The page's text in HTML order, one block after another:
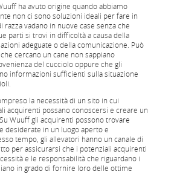
ha avuto origine quando abbiamo
non ci sono soluzioni ideali per fare in
razza vadano in nuove case senza che
parti si trovi in difficoltà a causa della
adeguate o della comunicazione. Può
cercano un cane non sappiano
del cucciolo oppure che gli
informazioni sufficienti sulla situazione
la necessità di un sito in cui
acquirenti possano conoscersi e creare un
Wuuff gli acquirenti possono trovare
desiderate in un luogo aperto e
tempo, gli allevatori hanno un canale di
per assicurarsi che i potenziali acquirenti
e le responsabilità che riguardano i
in grado di fornire loro delle ottime